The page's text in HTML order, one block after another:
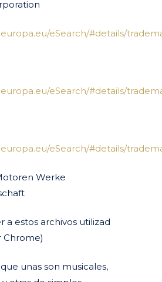
eSearch/#details/
eSearch/#details/
eSearch/#details/
Werke
a estos archivos utilizad
Chrome)
unas son musicales,